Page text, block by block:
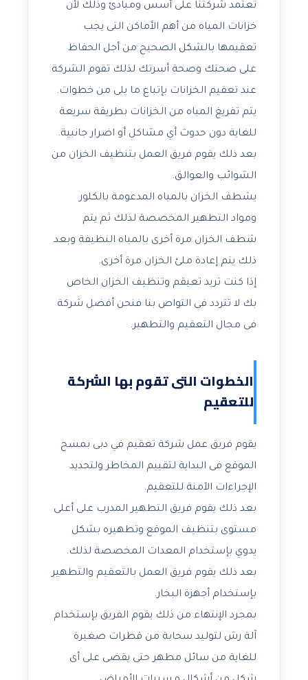
تعتمد شركتنا على أسس ومبادئ وذلك لأن
خزانات المياه من أهم الأماكن التى يجب
تعقيمها بالشكل الصحيح من أجل الحفاظ
على صحتك وصحة أسرتك لذلك تقوم الشركة
عند تعقيم الخزانات بإتباع ما يلى من خطوات.
يتم تفريغ المياه من الخزانات بطريقة سريعة
للغاية دون حدوث أي مشاكل أو اضرار جانبية.
بعد ذلك يقوم فريق العمل بتنظيف الخزان من
الشوائب والعوالق.
يشطف الخزان بالمياه المدعومة بالكلور
ومواد التطهير المخصصة لذلك ثم يتم
شطف الخزان مرة أخرى بالمياه النظيفة وبعد
ذلك يتم إعادة ملئ الخزان مرة أخرى.
إذا كنت تريد تعيقم وتنظيف الخزان الخاص
بك لا تتردد فى التواص بنا فنحن أفضل شركة
فى مجال التعقيم والتطهير.
الخطوات التى تقوم بها الشركة
للتعقيم
يقوم فريق عمل شركة تعقيم في دبى بمسح
الموقع فى البداية لتقييم المخاطر ولتحديد
الإجراءات الآمنة للتعقيم.
بعد ذلك يقوم فريق التطهير المدرب على أعلى
مستوى بتنظيف الموقع وتطهيره بشكل
يدوي بإستخدام المعدات المخصصة لذلك.
بعد ذلك يقوم فريق العمل بالتعقيم والتطهير
بإستخدام أجهزة البخار.
بمجرد الإنتهاء من ذلك يقوم الفريق بإستخدام
آلة رش لتوليد سحابة من قطرات صغيرة
للغاية من سائل مطهر حتى يقضى على أى